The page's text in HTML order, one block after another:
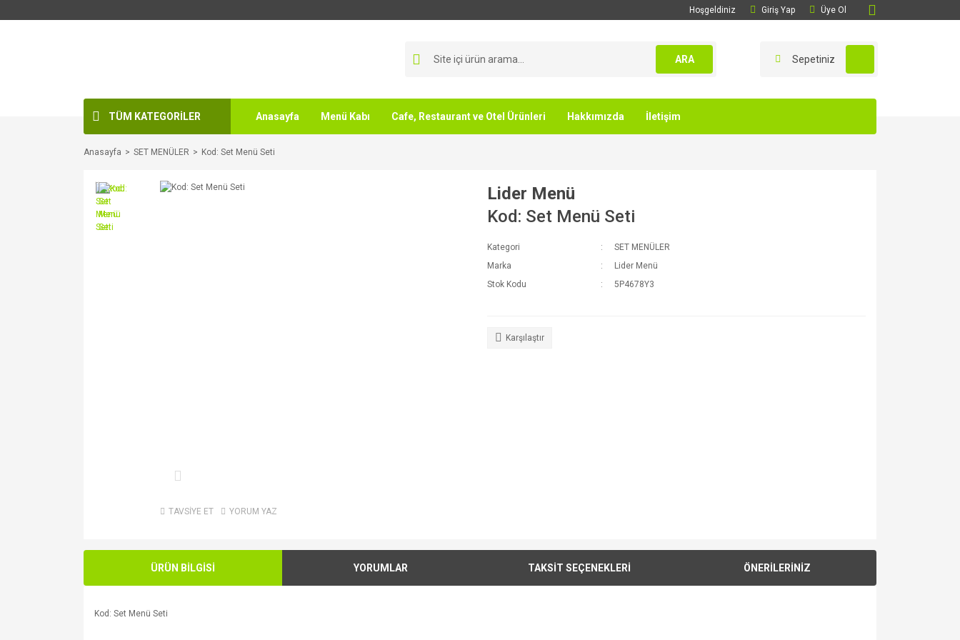
Hoşgeldiniz Giriş Yap Üye Ol
ARA Sepetiniz
TÜM KATEGORİLER Anasayfa Menü Kabı Cafe, Restaurant ve Otel Ürünleri Hakkımızda İletişim
Anasayfa SET MENÜLER Kod: Set Menü Seti
TAVSİYE ET YORUM YAZ
Lider Menü
Kod: Set Menü Seti
Kategori
SET MENÜLER
Marka
Lider Menü
Stok Kodu
5P4678Y3
Karşılaştır
ÜRÜN BİLGİSİ YORUMLAR TAKSİT SEÇENEKLERİ ÖNERİLERİNİZ
Kod: Set Menü Seti